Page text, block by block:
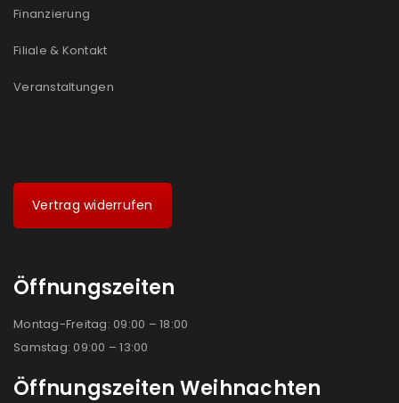
Finanzierung
Filiale & Kontakt
Veranstaltungen
Vertrag widerrufen
Öffnungszeiten
Montag-Freitag: 09:00 – 18:00
Samstag: 09:00 – 13:00
Öffnungszeiten Weihnachten